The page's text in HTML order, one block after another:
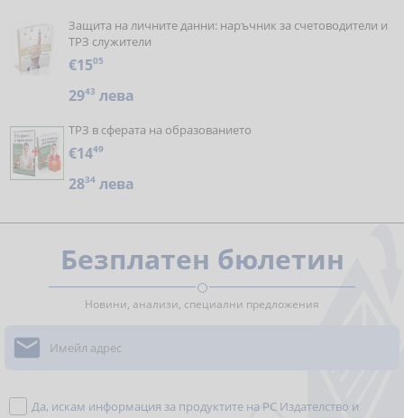
Защита на личните данни: наръчник за счетоводители и
ТРЗ служители
€1505
2943 лева
ТРЗ в сферата на образованието
€1449
2834 лева
Безплатен бюлетин
Новини, анализи, специални предложения

Да, искам информация за продуктите на РС Издателство и